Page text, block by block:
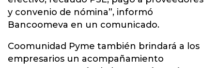
y convenio de nómina”, informó
Bancoomeva en un comunicado.
Coomunidad Pyme también brindará a los
empresarios un acompañamiento